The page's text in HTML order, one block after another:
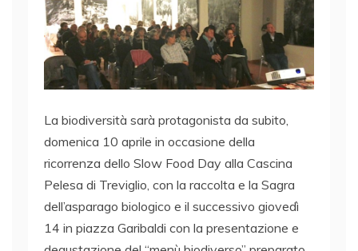
La biodiversità sarà protagonista da subito,
domenica 10 aprile in occasione della
ricorrenza dello Slow Food Day alla Cascina
Pelesa di Treviglio, con la raccolta e la Sagra
dell’asparago biologico e il successivo giovedì
14 in piazza Garibaldi con la presentazione e